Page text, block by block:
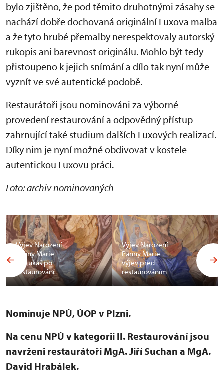
bylo zjištěno, že pod těmito druhotnými zásahy se
nachází dobře dochovaná originální Luxova malba
a že tyto hrubé přemalby nerespektovaly autorský
rukopis ani barevnost originálu. Mohlo být tedy
přistoupeno k jejich snímání a dílo tak nyní může
vyznít ve své autentické podobě.
Restaurátoři jsou nominováni za výborné
provedení restaurování a odpovědný přístup
zahrnující také studium dalších Luxových realizací.
Díky nim je nyní možné obdivovat v kostele
autentickou Luxovu práci.
Foto: archiv nominovaných
Výjev Narození
Panny Marie -
sv. Lukáš po
restaurování
Výjev Narození
Panny Marie -
výjev před
restaurováním
Nominuje NPÚ, ÚOP v Plzni.
Na cenu NPÚ v kategorii II. Restaurování jsou
navrženi restaurátoři MgA. Jiří Suchan a MgA.
David Hrabálek.